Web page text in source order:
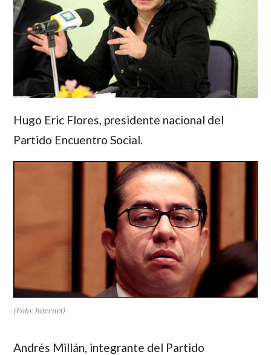
Hugo Eric Flores, presidente nacional del
Partido Encuentro Social.
(Foto: Internet)
Andrés Millán, integrante del Partido